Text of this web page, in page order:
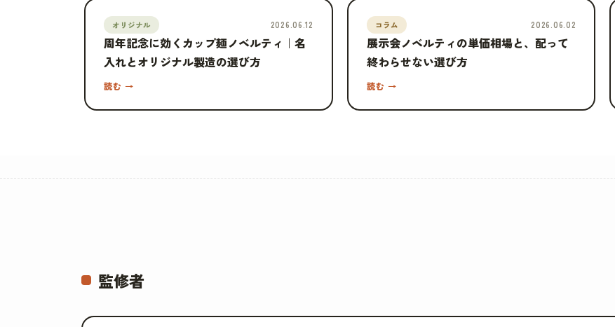
オリジナル 2026.06.12
周年記念に効くカップ麺ノベルティ｜名
入れとオリジナル製造の選び方
読む →
コラム 2026.06.02
展示会ノベルティの単価相場と、配って
終わらせない選び方
読む →
監修者